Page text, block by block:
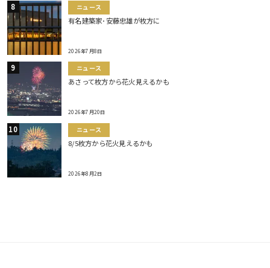
ニュース
有名建築家･安藤忠雄が枚方に
2026年7月8日
ニュース
あさって枚方から花火見えるかも
2026年7月20日
ニュース
8/5枚方から花火見えるかも
2026年8月2日